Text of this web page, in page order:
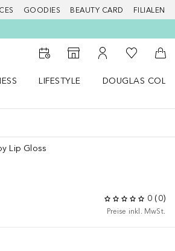
GOODIES BEAUTY CARD FILIALEN
Zum Storefinder
Zu Meinem
Zu Meiner
LIFESTYLE
DOUGLAS
Lip Gloss
0 (0)
Preise inkl. MwSt.